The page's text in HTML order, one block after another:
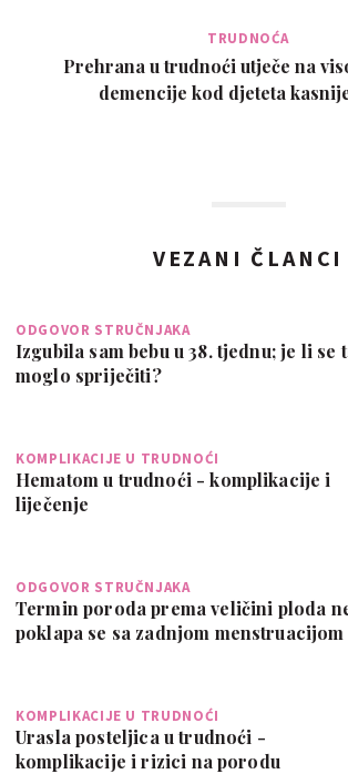
TRUDNOĆA
Prehrana u trudnoći utječe na
demencije kod djeteta
VEZANI ČLANCI
ODGOVOR STRUČNJAKA
Izgubila sam bebu u 38. tjednu; je li se
moglo spriječiti?
KOMPLIKACIJE U TRUDNOĆI
Hematom u trudnoći - komplikacije i
liječenje
ODGOVOR STRUČNJAKA
Termin poroda prema veličini ploda
poklapa se sa zadnjom menstruacijom
KOMPLIKACIJE U TRUDNOĆI
Urasla posteljica u trudnoći -
komplikacije i rizici na porodu